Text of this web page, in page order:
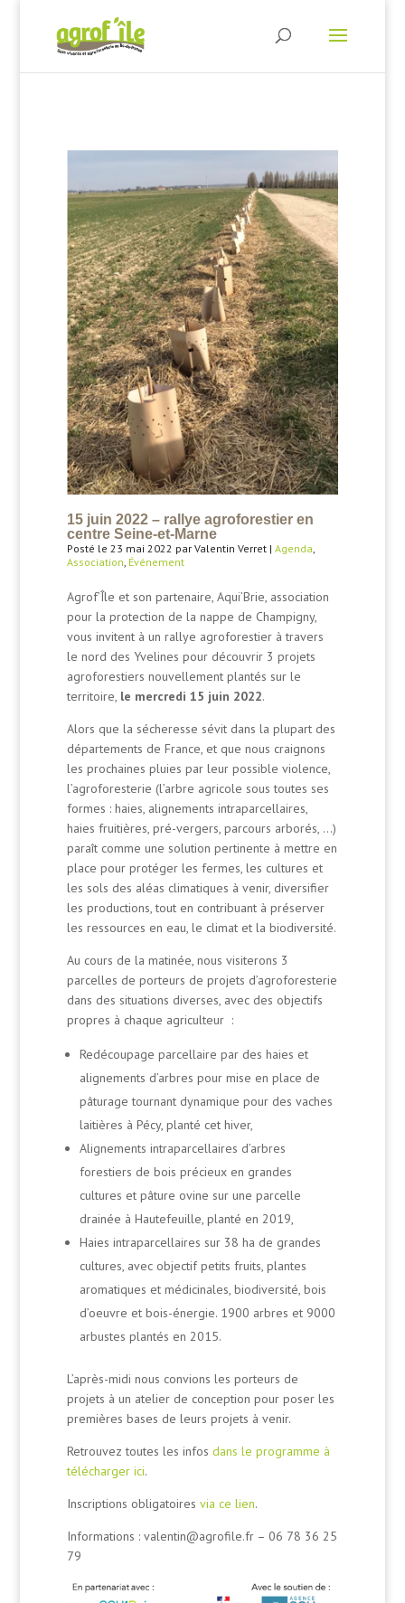
15 juin 2022 – rallye agroforestier en
centre Seine-et-Marne
Posté le 23 mai 2022 par Valentin Verret |Agenda,
Association, Événement
Agrof’Île et son partenaire, Aqui’Brie, association
pour la protection de la nappe de Champigny,
vous invitent à un rallye agroforestier à travers
le nord des Yvelines pour découvrir 3 projets
agroforestiers nouvellement plantés sur le
territoire, le mercredi 15 juin 2022.
Alors que la sécheresse sévit dans la plupart des
départements de France, et que nous craignons
les prochaines pluies par leur possible violence,
l’agroforesterie (l’arbre agricole sous toutes ses
formes : haies, alignements intraparcellaires,
haies fruitières, pré-vergers, parcours arborés, …)
paraît comme une solution pertinente à mettre en
place pour protéger les fermes, les cultures et
les sols des aléas climatiques à venir, diversifier
les productions, tout en contribuant à préserver
les ressources en eau, le climat et la biodiversité.
Au cours de la matinée, nous visiterons 3
parcelles de porteurs de projets d’agroforesterie
dans des situations diverses, avec des objectifs
propres à chaque agriculteur :
Redécoupage parcellaire par des haies et
alignements d’arbres pour mise en place de
pâturage tournant dynamique pour des vaches
laitières à Pécy, planté cet hiver,
Alignements intraparcellaires d’arbres
forestiers de bois précieux en grandes
cultures et pâture ovine sur une parcelle
drainée à Hautefeuille, planté en 2019,
Haies intraparcellaires sur 38 ha de grandes
cultures, avec objectif petits fruits, plantes
aromatiques et médicinales, biodiversité, bois
d’oeuvre et bois-énergie. 1900 arbres et 9000
arbustes plantés en 2015.
L’après-midi nous convions les porteurs de
projets à un atelier de conception pour poser les
premières bases de leurs projets à venir.
Retrouvez toutes les infosdans le programme à
télécharger ici.
Inscriptions obligatoiresvia ce lien.
Informations : valentin@agrofile.fr – 06 78 36 25
79